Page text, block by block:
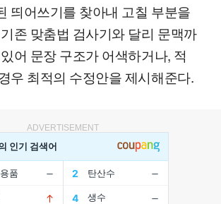
띄어쓰기를 찾아내 고칠 부분을
존 맞춤법 검사기와 달리 문맥까
어 문장 구조가 어색하거나, 적
우 최적의 수정안을 제시해준다.
ADVERTISEMENT